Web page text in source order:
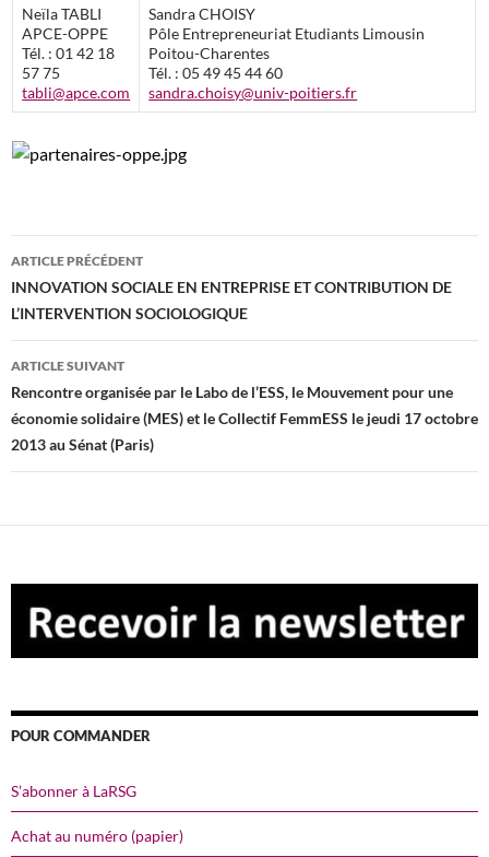
Neïla TABLI
APCE-OPPE
Tél. : 01 42 18
57 75
tabli@apce.com
Sandra CHOISY
Pôle Entrepreneuriat Etudiants Limousin
Poitou-Charentes
Tél. : 05 49 45 44 60
sandra.choisy@univ-poitiers.fr
Navigation
des
articles
ARTICLE PRÉCÉDENT
INNOVATION SOCIALE EN ENTREPRISE ET CONTRIBUTION DE
L’INTERVENTION SOCIOLOGIQUE
ARTICLE SUIVANT
Rencontre organisée par le Labo de l’ESS, le Mouvement pour une
économie solidaire (MES) et le Collectif FemmESS le jeudi 17 octobre
2013 au Sénat (Paris)
POUR COMMANDER
S’abonner à LaRSG
Achat au numéro (papier)